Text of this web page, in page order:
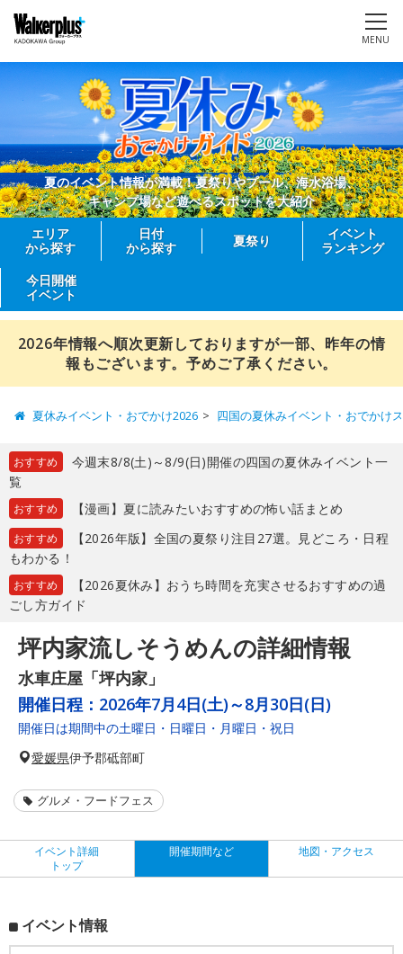
MENU
夏のイベント情報が満載！夏祭りやプール、海水浴場、
キャンプ場など遊べるスポットを大紹介
エリア
から探す
日付
から探す
夏祭り
イベント
ランキング
今日開催
イベント
2026年情報へ順次更新しておりますが一部、昨年の情
報もございます。予めご了承ください。
夏休みイベント・おでかけ2026 四国の夏休みイベント・おでかけ
おすすめ
今週末8/8(土)～8/9(日)開催の四国の夏休みイベント一
覧
おすすめ 【漫画】夏に読みたいおすすめの怖い話まとめ
おすすめ
【2026年版】全国の夏祭り注目27選。見どころ・日程
もわかる！
おすすめ
【2026夏休み】おうち時間を充実させるおすすめの過
ごし方ガイド
坪内家流しそうめんの詳細情報
水車庄屋「坪内家」
開催日程： 2026年7月4日(土)～8月30日(日)
開催日は期間中の土曜日・日曜日・月曜日・祝日
愛媛県伊予郡砥部町
グルメ・フードフェス
イベント詳細
トップ
開催期間など 地図・アクセス
イベント情報